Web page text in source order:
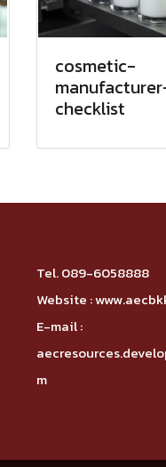
cosmetic-
checklist
Tel.089-6058888
Website :
E-mail :
m